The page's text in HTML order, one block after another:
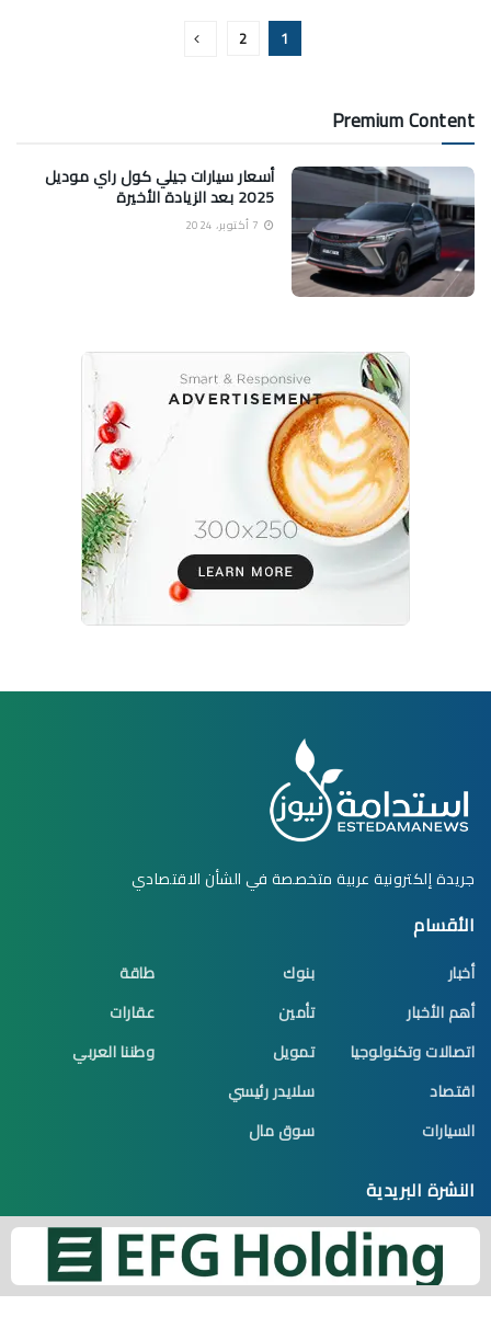
1
2
Premium Content
أسعار سيارات جيلي كول راي موديل
2025 بعد الزيادة الأخيرة
جريدة إلكترونية عربية متخصصة في الشأن الاقتصادي
الأقسام
أخبار
أهم الأخبار
اتصالات وتكنولوجيا
اقتصاد
السيارات
بنوك
تأمين
تمويل
سلايدر رئيسي
سوق مال
طاقة
عقارات
وطننا العربي
النشرة البريدية
اشترك الآن تكن أول من يصله جديد الموضوعات
البريد الإلكتروني